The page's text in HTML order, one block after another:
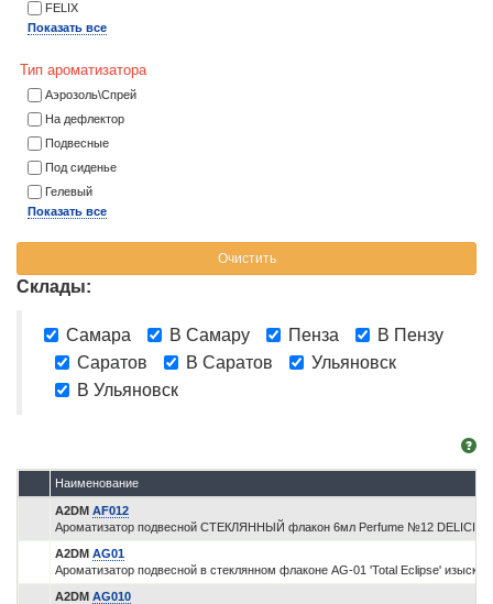
FELIX
Показать все
Тип ароматизатора
Аэрозоль\Спрей
На дефлектор
Подвесные
Под сиденье
Гелевый
Показать все
Очистить
Склады:
Самара В Самару Пенза
В Пензу
Саратов
В Саратов
Ульяновск
В Ульяновск
Наименование
A2DM AF012
Ароматизатор подвесной СТЕКЛЯННЫЙ флакон 6мл Perfume №12
A2DM AG01
Ароматизатор подвесной в стеклянном флаконе AG-01 'Total Eclipse'
A2DM AG010